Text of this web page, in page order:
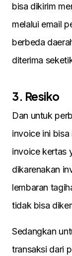
bisa dikirim
melalui email
berbeda
diterima
3. Resiko
Dan untuk
invoice ini
invoice kertas
dikarenakan
lembaran
tidak bisa
Sedangkan
transaksi dari